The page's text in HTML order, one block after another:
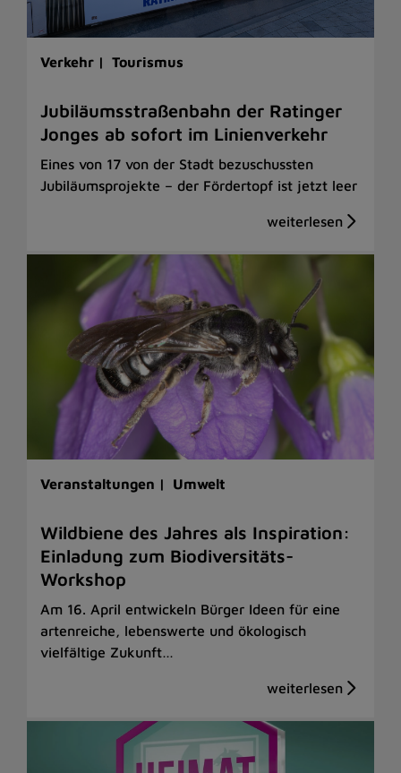
Verkehr | Tourismus
Jubiläumsstraßenbahn der Ratinger
Jonges ab sofort im Linienverkehr
Eines von 17 von der Stadt bezuschussten
Jubiläumsprojekte – der Fördertopf ist jetzt leer
Veranstaltungen | Umwelt
Wildbiene des Jahres als Inspiration:
Einladung zum Biodiversitäts-
Workshop
Am 16. April entwickeln Bürger Ideen für eine
artenreiche, lebenswerte und ökologisch
vielfältige Zukunft…